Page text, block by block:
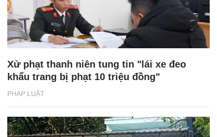
PHÁP LUẬT
Xử phạt thanh niên tung tin "lái xe đeo
khẩu trang bị phạt 10 triệu đồng"